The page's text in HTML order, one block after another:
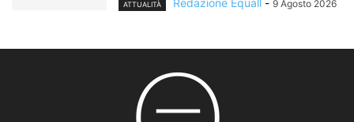
ATTUALITÀ Redazione Equall - 9 Agosto 2026